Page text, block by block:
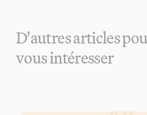
D'autres articles
vous intéresser